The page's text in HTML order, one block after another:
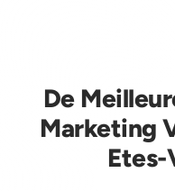
De
Marketing
Etes-